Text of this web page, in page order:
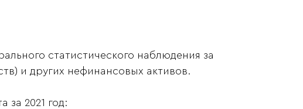
статистического наблюдения за
и других нефинансовых активов.
2021 год: